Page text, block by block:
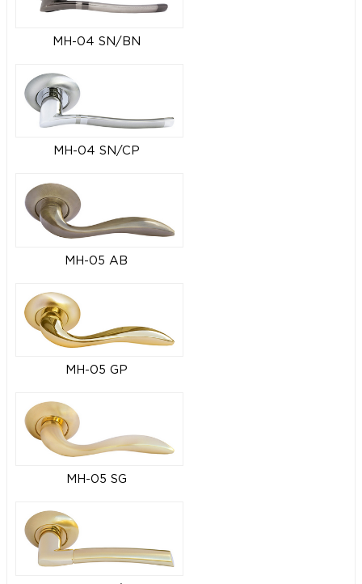
MH-04 SN/BN
MH-04 SN/CP
MH-05 AB
MH-05 GP
MH-05 SG